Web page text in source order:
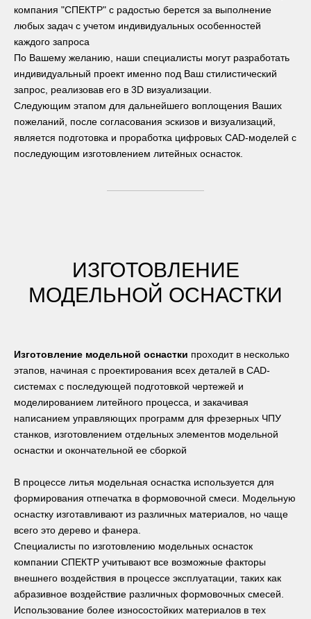
компания "СПЕКТР" с радостью берется за выполнение
любых задач с учетом индивидуальных особенностей
каждого запроса
По Вашему желанию, наши специалисты могут разработать
индивидуальный проект именно под Ваш стилистический
запрос, реализовав его в 3D визуализации.
Следующим этапом для дальнейшего воплощения Ваших
пожеланий, после согласования эскизов и визуализаций,
является подготовка и проработка цифровых CAD-моделей с
последующим изготовлением литейных оснасток.
ИЗГОТОВЛЕНИЕ
МОДЕЛЬНОЙ ОСНАСТКИ
Изготовление модельной оснастки проходит в несколько
этапов, начиная с проектирования всех деталей в CAD-
системах с последующей подготовкой чертежей и
моделированием литейного процесса, и закачивая
написанием управляющих программ для фрезерных ЧПУ
станков, изготовлением отдельных элементов модельной
оснастки и окончательной ее сборкой
В процессе литья модельная оснастка используется для
формирования отпечатка в формовочной смеси. Модельную
оснастку изготавливают из различных материалов, но чаще
всего это дерево и фанера.
Специалисты по изготовлению модельных оснасток
компании СПЕКТР учитывают все возможные факторы
внешнего воздействия в процессе эксплуатации, таких как
абразивное воздействие различных формовочных смесей.
Использование более износостойких материалов в тех